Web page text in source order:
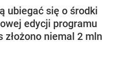
ubiegać się o środki
edycji programu
złożono niemal 2 mln